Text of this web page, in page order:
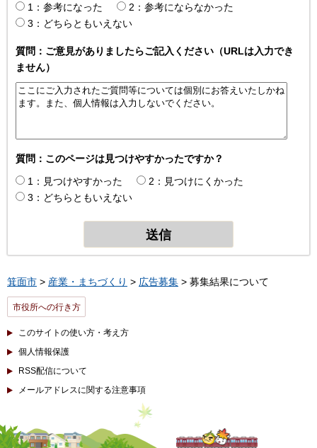
1：参考になった
2：参考にならなかった
3：どちらともいえない
質問：ご意見がありましたらご記入ください（URLは入力でき
ません）
質問：このページは見つけやすかったですか？
1：見つけやすかった
2：見つけにくかった
3：どちらともいえない
箕面市 > 産業・まちづくり > 広告募集 > 募集結果について
市役所への行き方
このサイトの使い方・考え方
個人情報保護
RSS配信について
メールアドレスに関する注意事項